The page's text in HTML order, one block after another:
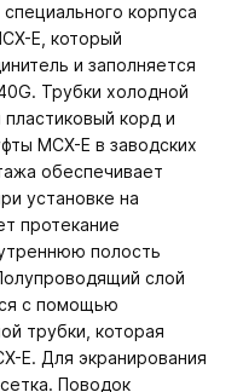
корпуса
Е, который
и заполняется
Трубки холодной
корд и
МСХ-Е в заводских
обеспечивает
установке на
протекание
полость
слой
с помощью
трубки, которая
Е. Для экранирования
Поводок